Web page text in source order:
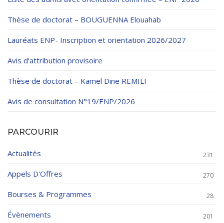
Thèse de doctorat – BOUGUENNA Elouahab
Lauréats ENP- Inscription et orientation 2026/2027
Avis d’attribution provisoire
Thèse de doctorat – Kamel Dine REMILI
Avis de consultation N°19/ENP/2026
PARCOURIR
Actualités 231
Appels D'Offres 270
Bourses & Programmes 28
Évènements 201